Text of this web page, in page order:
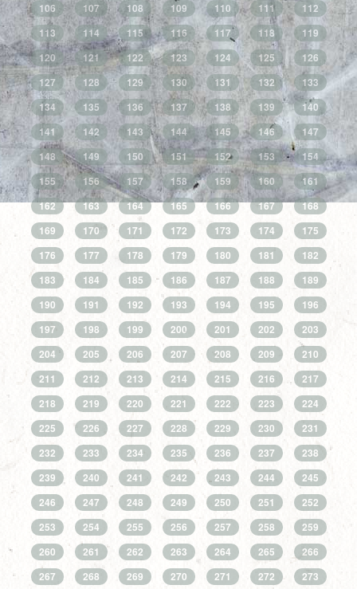
106
107 108 109 110 111
112
113
114 115 116 117 118
119
120
121 122 123 124 125
126
127
128 129 130 131 132
133
134
135 136 137 138 139
140
141
142 143 144 145 146
147
148
149 150 151 152 153
154
155
156 157 158 159 160
161
162
163 164 165 166 167
168
169
170 171 172 173 174
175
176
177 178 179 180 181
182
183
184 185 186 187 188
189
190
191 192 193 194 195
196
197
198 199 200 201 202
203
204
205 206 207 208 209
210
211
212 213 214 215 216
217
218
219 220 221 222 223
224
225
226 227 228 229 230
231
232
233 234 235 236 237
238
239
240 241 242 243 244
245
246
247 248 249 250 251
252
253
254 255 256 257 258
259
260
261 262 263 264 265
266
267
268 269 270 271 272 273